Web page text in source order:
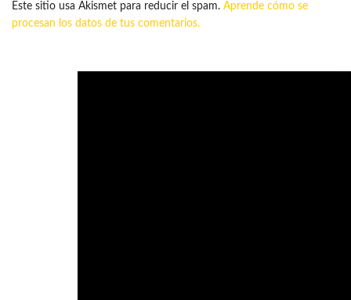
Este sitio usa Akismet para reducir el spam. Aprende cómo se
procesan los datos de tus comentarios.